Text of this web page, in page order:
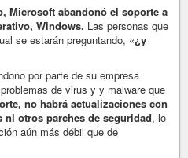
Microsoft abandonó el soporte a
Windows. Las personas que
se estarán preguntando, «¿y
por parte de su empresa
de virus y y malware que
no habrá actualizaciones con
otros parches de seguridad, lo
aún más débil que de